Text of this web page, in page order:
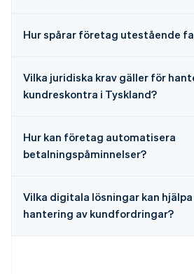
Hur spårar företag utestående
Vilka juridiska krav gäller för
kundreskontra i Tyskland?
Hur kan företag automatisera
betalningspåminnelser?
Vilka digitala lösningar kan
hantering av kundfordringar?
Australien